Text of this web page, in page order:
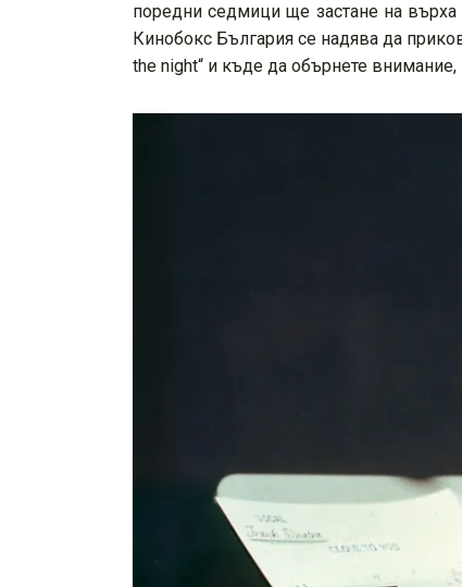
поредни седмици ще застане на върха
Кинобокс България се надява да
the night“ и къде да обърнете внимание,